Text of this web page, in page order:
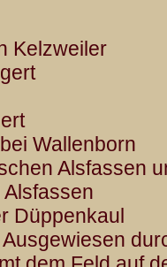
Kelzweiler
Wallenborn
Alsfassen
Düppenkaul